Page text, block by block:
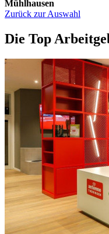
Mühlhausen
Zurück zur Auswahl
Die Top